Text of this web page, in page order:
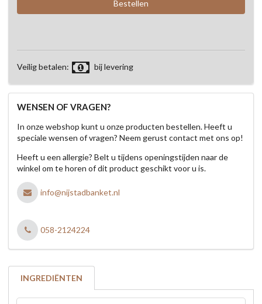
Veilig betalen: bij levering
WENSEN OF VRAGEN?
In onze webshop kunt u onze producten bestellen. Heeft u
speciale wensen of vragen? Neem gerust contact met ons op!
Heeft u een allergie? Belt u tijdens openingstijden naar de
winkel om te horen of dit product geschikt voor u is.
info@nijstadbanket.nl
058-2124224
INGREDIËNTEN